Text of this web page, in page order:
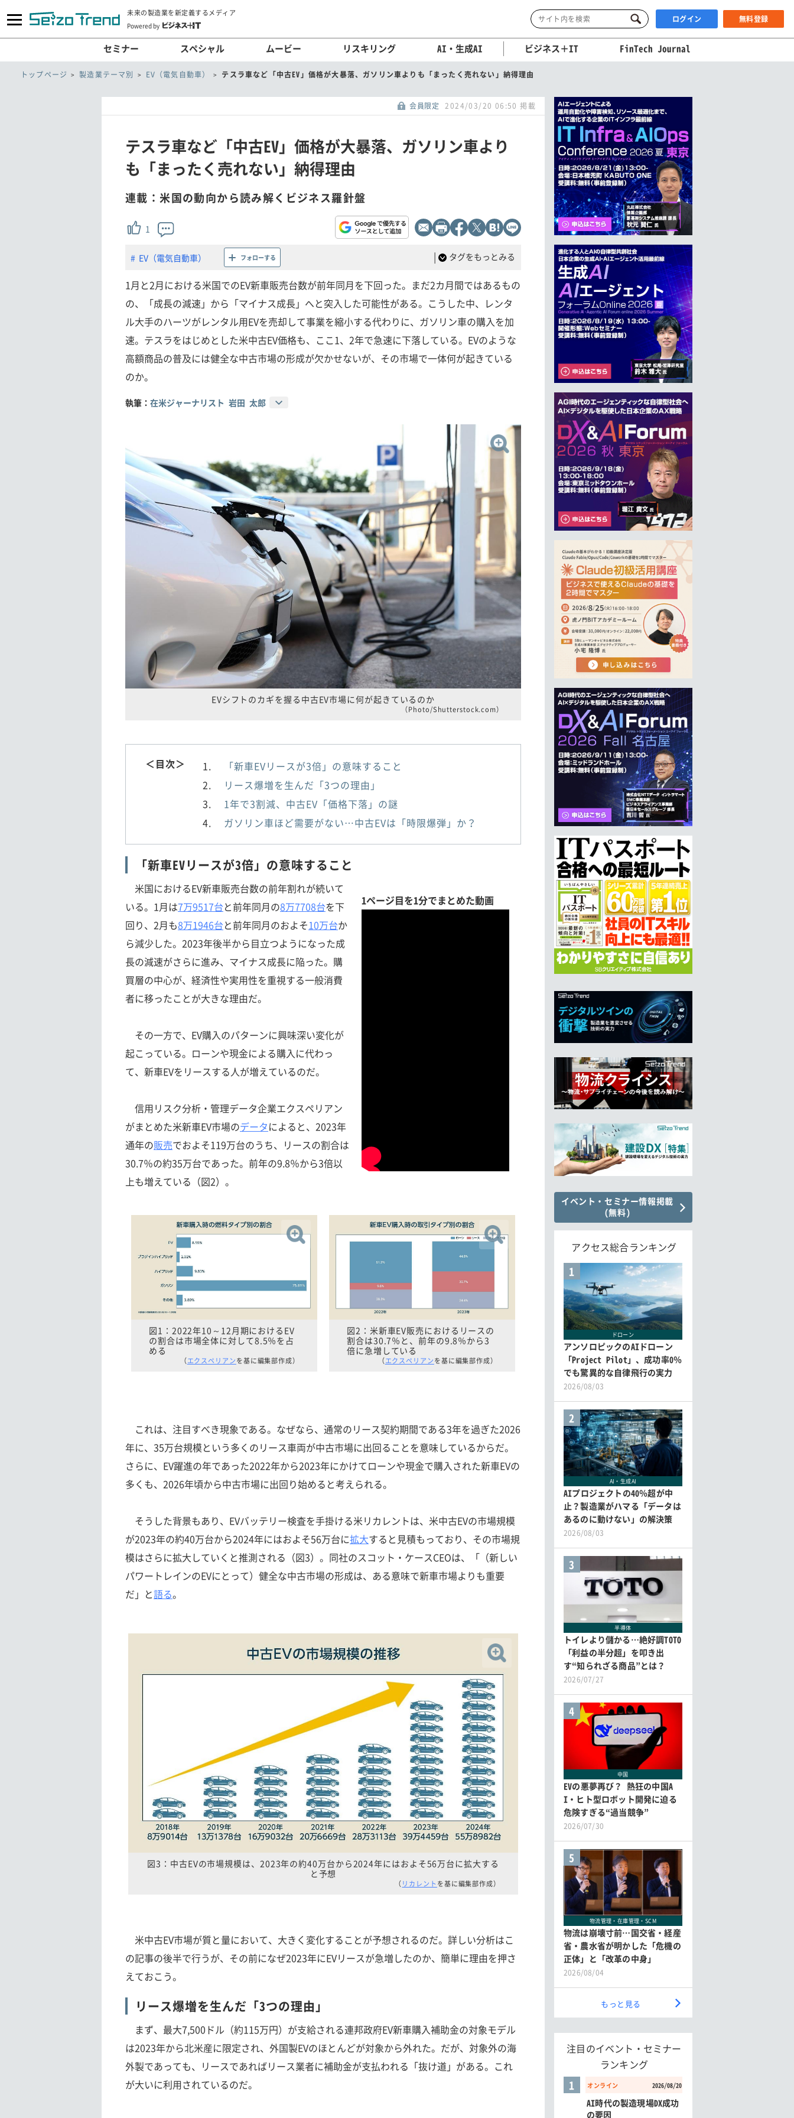
未来の製造業を新定義するメディア
Powered by
ログイン 無料登録
セミナー スペシャル ムービー リスキリング AI・生成AI ビジネス＋IT FinTech Journal
トップページ 製造業テーマ別 EV（電気自動車） テスラ車など「中古EV」価格が大暴落、ガソリン車よりも「まったく売れない」納得理由
会員限定 2024/03/20 06:50 掲載
テスラ車など「中古EV」価格が大暴落、ガソリン車より
も「まったく売れない」納得理由
連載：米国の動向から読み解くビジネス羅針盤
1
EV（電気自動車） フォローする | タグをもっとみる
1月と2月における米国でのEV新車販売台数が前年同月を下回った。まだ2カ月間ではあるもの
の、「成長の減速」から「マイナス成長」へと突入した可能性がある。こうした中、レンタ
ル大手のハーツがレンタル用EVを売却して事業を縮小する代わりに、ガソリン車の購入を加
速。テスラをはじめとした米中古EV価格も、ここ1、2年で急速に下落している。EVのような
高額商品の普及には健全な中古市場の形成が欠かせないが、その市場で一体何が起きている
のか。
執筆： 在米ジャーナリスト 岩田 太郎
EVシフトのカギを握る中古EV市場に何が起きているのか
（Photo/Shutterstock.com）
＜目次＞
「新車EVリースが3倍」の意味すること
リース爆増を生んだ「3つの理由」
1年で3割減、中古EV「価格下落」の謎
ガソリン車ほど需要がない…中古EVは「時限爆弾」か？
「新車EVリースが3倍」の意味すること
1ページ目を1分でまとめた動画
米国におけるEV新車販売台数の前年割れが続いて
いる。1月は7万9517台と前年同月の8万7708台を下
回り、2月も8万1946台と前年同月のおよそ10万台か
ら減少した。2023年後半から目立つようになった成
長の減速がさらに進み、マイナス成長に陥った。購
買層の中心が、経済性や実用性を重視する一般消費
者に移ったことが大きな理由だ。
その一方で、EV購入のパターンに興味深い変化が
起こっている。ローンや現金による購入に代わっ
て、新車EVをリースする人が増えているのだ。
信用リスク分析・管理データ企業エクスペリアン
がまとめた米新車EV市場のデータによると、2023年
通年の販売でおよそ119万台のうち、リースの割合は
30.7％の約35万台であった。前年の9.8％から3倍以
上も増えている（図2）。
図1：2022年10～12月期におけるEV
の割合は市場全体に対して8.5％を占
める
（エクスペリアンを基に編集部作成）
図2：米新車EV販売におけるリースの
割合は30.7％と、前年の9.8％から3
倍に急増している
（エクスペリアンを基に編集部作成）
これは、注目すべき現象である。なぜなら、通常のリース契約期間である3年を過ぎた2026
年に、35万台規模という多くのリース車両が中古市場に出回ることを意味しているからだ。
さらに、EV躍進の年であった2022年から2023年にかけてローンや現金で購入された新車EVの
多くも、2026年頃から中古市場に出回り始めると考えられる。
そうした背景もあり、EVバッテリー検査を手掛ける米リカレントは、米中古EVの市場規模
が2023年の約40万台から2024年にはおよそ56万台に拡大すると見積もっており、その市場規
模はさらに拡大していくと推測される（図3）。同社のスコット・ケースCEOは、「（新しい
パワートレインのEVにとって）健全な中古市場の形成は、ある意味で新車市場よりも重要
だ」と語る。
図3：中古EVの市場規模は、2023年の約40万台から2024年にはおよそ56万台に拡大する
と予想
（リカレント を基に編集部作成）
米中古EV市場が質と量において、大きく変化することが予想されるのだ。詳しい分析はこ
の記事の後半で行うが、その前になぜ2023年にEVリースが急増したのか、簡単に理由を押さ
えておこう。
リース爆増を生んだ「3つの理由」
まず、最大7,500ドル（約115万円）が支給される連邦政府EV新車購入補助金の対象モデル
は2023年から北米産に限定され、外国製EVのほとんどが対象から外れた。だが、対象外の海
外製であっても、リースであればリース業者に補助金が支払われる「抜け道」がある。これ
が大いに利用されているのだ。
イベント・セミナー情報掲載
(無料)
アクセス総合ランキング
1
ドローン
アンソロピックのAIドローン
「Project Pilot」、成功率0％
でも驚異的な自律飛行の実力
2026/08/03
2
AI・生成AI
AIプロジェクトの40％超が中
止？製造業がハマる「データは
あるのに動けない」の解決策
2026/08/03
3
半導体
トイレより儲かる…絶好調TOTO
「利益の半分超」を叩き出
す“知られざる商品”とは？
2026/07/27
4
中国
EVの悪夢再び？ 熱狂の中国A
I・ヒト型ロボット開発に迫る
危険すぎる“過当競争”
2026/07/30
5
物流管理・在庫管理・SCM
物流は崩壊寸前…国交省・経産
省・農水省が明かした「危機の
正体」と「改革の中身」
2026/08/04
もっと見る
注目のイベント・セミナー
ランキング
オンライン 2026/08/20
1
AI時代の製造現場DX成功
の要因